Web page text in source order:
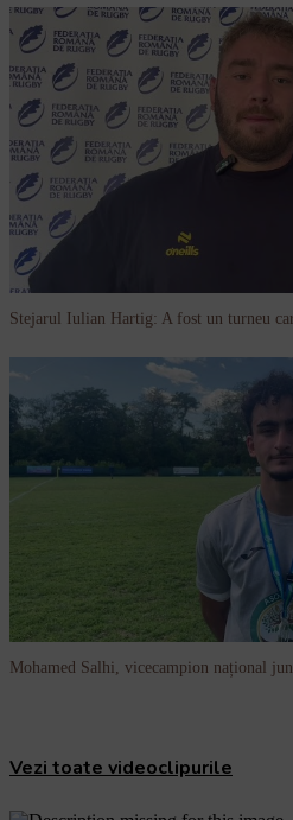
Stejarul Iulian Hartig: A fost un turneu
Vezi toate videoclipurile